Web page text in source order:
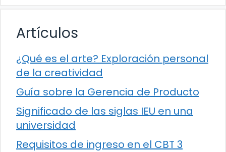
Artículos
¿Qué es el arte? Exploración personal
de la creatividad
Guía sobre la Gerencia de Producto
Significado de las siglas IEU en una
universidad
Requisitos de ingreso en el CBT 3